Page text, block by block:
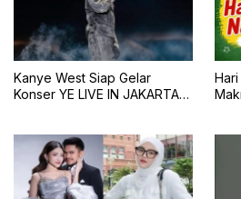
Kanye West Siap Gelar
Konser YE LIVE IN JAKARTA